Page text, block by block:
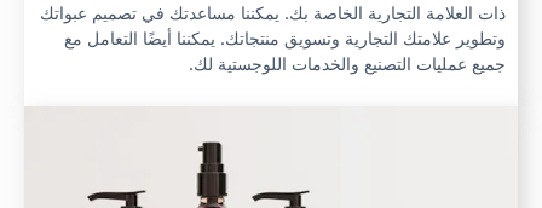
ذات العلامة التجارية الخاصة بك. يمكننا مساعدتك في تصميم عبواتك
وتطوير علامتك التجارية وتسويق منتجاتك. يمكننا أيضًا التعامل مع
جميع عمليات التصنيع والخدمات اللوجستية لك.